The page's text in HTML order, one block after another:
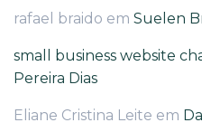
rafael braido em Suelen
small business website
Pereira Dias
Eliane Cristina Leite em